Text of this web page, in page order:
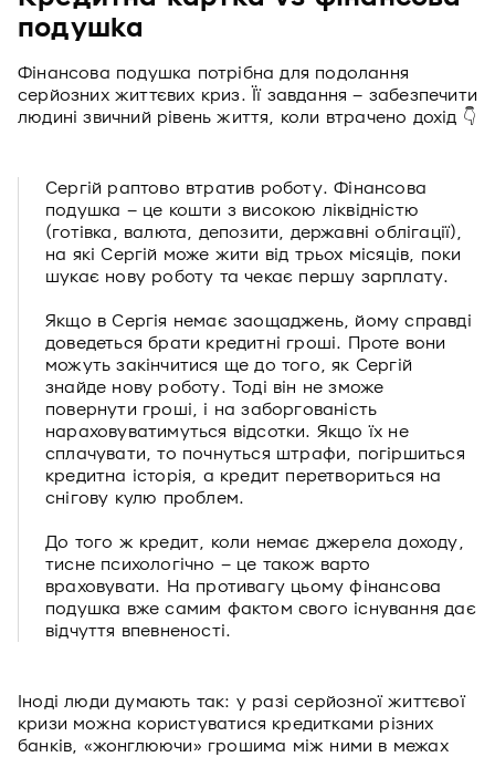
подушка
Фінансова подушка потрібна для подолання
серйозних життєвих криз. Її завдання – забезпечити
людині звичний рівень життя, коли втрачено дохід 👇
Сергій раптово втратив роботу. Фінансова
подушка – це кошти з високою ліквідністю
(готівка, валюта, депозити, державні облігації),
на які Сергій може жити від трьох місяців, поки
шукає нову роботу та чекає першу зарплату.
Якщо в Сергія немає заощаджень, йому справді
доведеться брати кредитні гроші. Проте вони
можуть закінчитися ще до того, як Сергій
знайде нову роботу. Тоді він не зможе
повернути гроші, і на заборгованість
нараховуватимуться відсотки. Якщо їх не
сплачувати, то почнуться штрафи, погіршиться
кредитна історія, а кредит перетвориться на
снігову кулю проблем.
До того ж кредит, коли немає джерела доходу,
тисне психологічно – це також варто
враховувати. На противагу цьому фінансова
подушка вже самим фактом свого існування дає
відчуття впевненості.
Іноді люди думають так: у разі серйозної життєвої
кризи можна користуватися кредитками різних
банків, «жонглюючи» грошима між ними в межах